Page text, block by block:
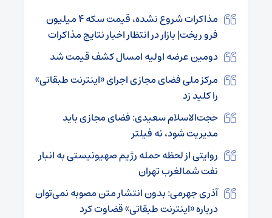
مذاکرات شروع نشده، قیمت سکه ۴ میلیون
فرو ریخت| بازار در انتظار اخبار نتایج مذاکرات
دومین عرضه اولیه امسال کشف قیمت شد
مرکز ملی فضای مجازی اجرای «اینترنت طبقاتی»
را کلید زد
حجت‌الاسلام سعیدی: فضای مجازی باید
مدیریت شود، نه فیلتر
روایتی از لحظه حمله رژیم صهیونیستی به انبار
نفت شمالغرب تهران
آذری جهرمی: بدون انتشار متن مصوبه نمی‌توان
درباره «اینترنت طبقاتی» قضاوت کرد